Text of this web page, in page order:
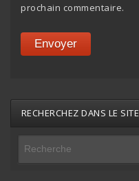
prochain commentaire.
RECHERCHEZ DANS LE SITE